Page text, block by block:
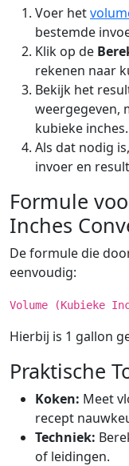
Voer het
bestemde
Klik op de
rekenen naar
Bekijk het
weergegeven,
kubieke inches.
Als dat nodig
invoer en
Formule
Inches
De formule die
eenvoudig:
Volume (Kubieke
Hierbij is 1 gallon
Praktische
Koken: Meet
recept
Techniek:
of leidingen.